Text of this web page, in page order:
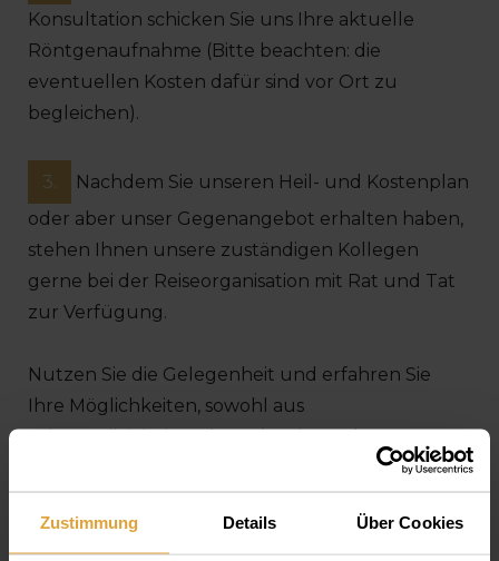
Zustimmung Details Über Cookies
Konsultation schicken Sie uns Ihre aktuelle
Röntgenaufnahme (Bitte beachten: die
eventuellen Kosten dafür sind vor Ort zu
begleichen).
3.
Nachdem Sie unseren Heil- und Kostenplan
oder aber unser Gegenangebot erhalten haben,
stehen Ihnen unsere zuständigen Kollegen
gerne bei der Reiseorganisation mit Rat und Tat
zur Verfügung.
Nutzen Sie die Gelegenheit und erfahren Sie
Ihre Möglichkeiten, sowohl aus
zahnmedizinischer als auch zeit- und
finanzierungstechnischer Sicht, damit Sie
schnellstmöglich über Ihren eignen Schatten
direkt in den Behandlungsstuhl springen und